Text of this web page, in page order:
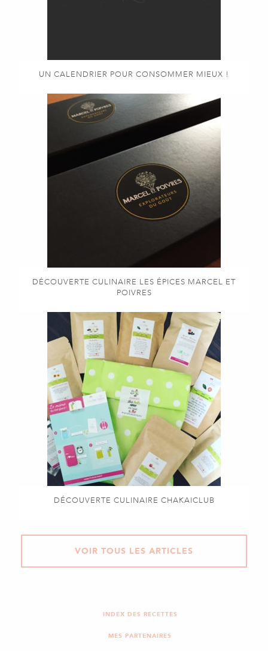
UN CALENDRIER POUR CONSOMMER MIEUX !
DÉCOUVERTE CULINAIRE LES ÉPICES MARCEL ET
POIVRES
DÉCOUVERTE CULINAIRE CHAKAICLUB
VOIR TOUS LES ARTICLES
INDEX DES RECETTES
MES PARTENAIRES